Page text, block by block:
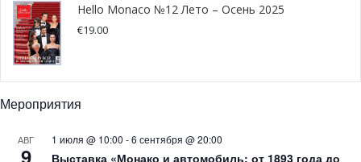
Новый рекорд на 18-м забеге No Finish Line
В минувшее воскресенье в Монако завершился 18-й
Hello Monaco №12 Лето – Осень 2025
€19.00
Мероприятия
АВГ
9
1 июля @ 10:00 -6 сентября @ 20:00
Выставка «Монако и автомобиль: от 1893 года до